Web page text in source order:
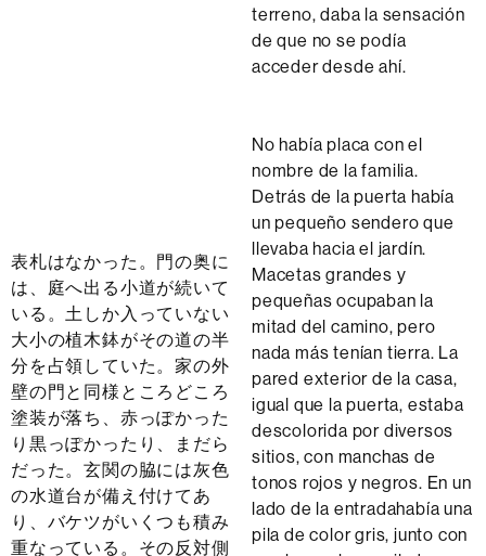
terreno, daba la sensación
de que no se podía
acceder desde ahí.
表札はなかった。門の奥に
は、庭へ出る小道が続いて
いる。土しか入っていない
大小の植木鉢がその道の半
分を占領していた。家の外
壁の門と同様ところどころ
塗装が落ち、赤っぽかった
り黒っぽかったり、まだら
だった。玄関の脇には灰色
の水道台が備え付けてあ
り、バケツがいくつも積み
重なっている。その反対側
No había placa con el
nombre de la familia.
Detrás de la puerta había
un pequeño sendero que
llevaba hacia el jardín.
Macetas grandes y
pequeñas ocupaban la
mitad del camino, pero
nada más tenían tierra. La
pared exterior de la casa,
igual que la puerta, estaba
descolorida por diversos
sitios, con manchas de
tonos rojos y negros. En un
lado de la entradahabía una
pila de color gris, junto con